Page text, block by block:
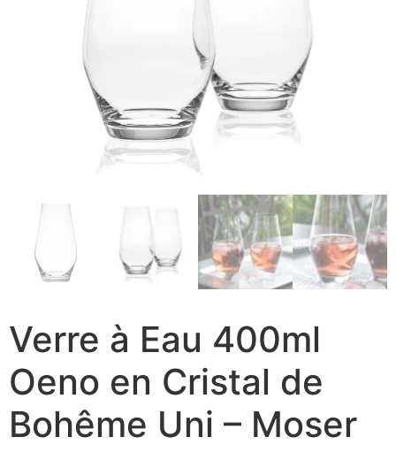
Verre à Eau 400ml
Oeno en Cristal de
Bohême Uni – Moser